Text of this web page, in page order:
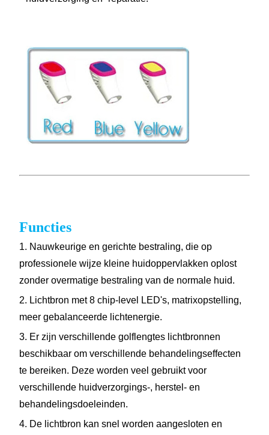
Functies
1. Nauwkeurige en gerichte bestraling, die op
professionele wijze kleine huidoppervlakken oplost
zonder overmatige bestraling van de normale huid.
2. Lichtbron met 8 chip-level LED's, matrixopstelling,
meer gebalanceerde lichtenergie.
3. Er zijn verschillende golflengtes lichtbronnen
beschikbaar om verschillende behandelingseffecten
te bereiken. Deze worden veel gebruikt voor
verschillende huidverzorgings-, herstel- en
behandelingsdoeleinden.
4. De lichtbron kan snel worden aangesloten en